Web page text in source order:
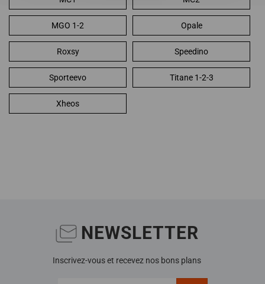
MGO 1-2 Opale
Roxsy Speedino
Sporteevo Titane 1-2-3
Xheos
NEWSLETTER
Inscrivez-vous et recevez nos bons plans